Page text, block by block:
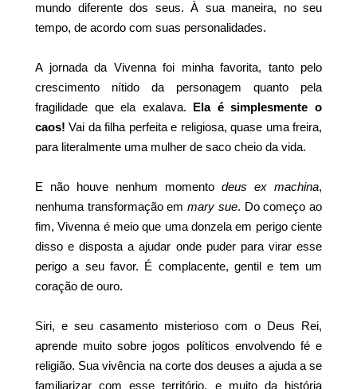
mundo diferente dos seus. À sua maneira, no seu
tempo, de acordo com suas personalidades.
A jornada da Vivenna foi minha favorita, tanto pelo
crescimento nítido da personagem quanto pela
fragilidade que ela exalava.
Ela é simplesmente o
caos!Vai da filha perfeita e religiosa, quase uma freira,
para literalmente uma mulher de saco cheio da vida.
E não houve nenhum momento deus ex machina,
nenhuma transformação emmary sue. Do começo ao
fim, Vivenna é meio que uma donzela em perigo ciente
disso e disposta a ajudar onde puder para virar esse
perigo a seu favor. É complacente, gentil e tem um
coração de ouro.
Siri, e seu casamento misterioso com o Deus Rei,
aprende muito sobre jogos políticos envolvendo fé e
religião. Sua vivência na corte dos deuses a ajuda a se
familiarizar com esse território, e muito da história